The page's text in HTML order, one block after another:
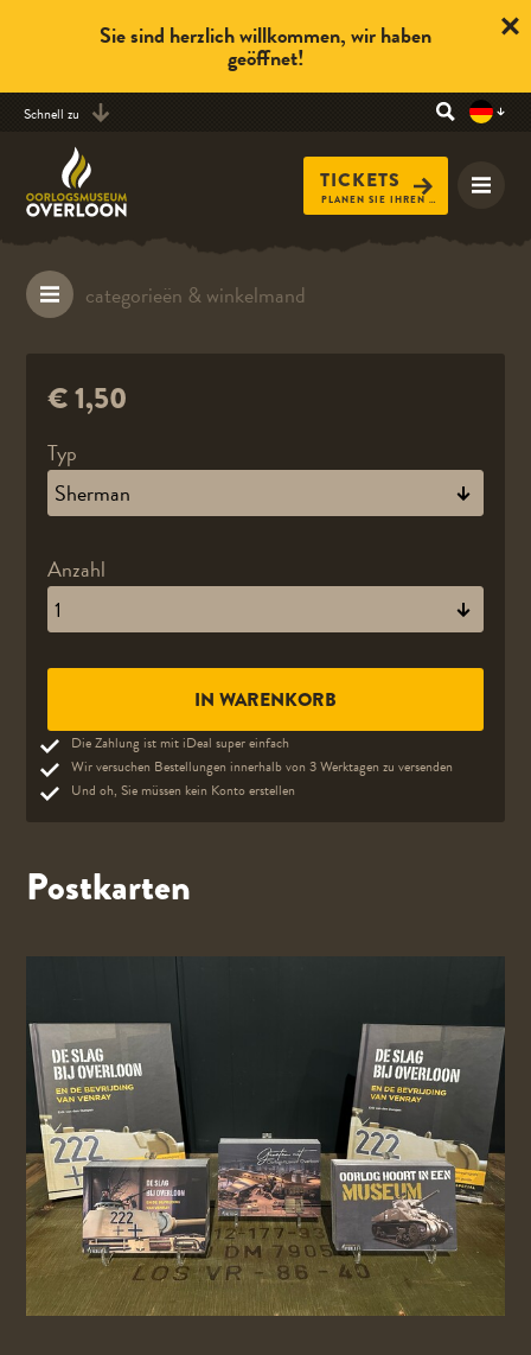
Schnell zu
TICKETS
PLANEN SIE IHREN BESUCH
Postkarten
€ 1,50
Typ
Anzahl
Die Zahlung ist mit iDeal super einfach
Wir versuchen Bestellungen innerhalb von 3 Werktagen zu versenden
Und oh, Sie müssen kein Konto erstellen
Sie sind herzlich willkommen, wir haben
geöffnet!